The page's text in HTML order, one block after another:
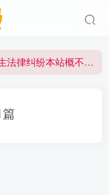
侵犯了您的权益请与我们联系
侵犯了您的权益请与我们联系